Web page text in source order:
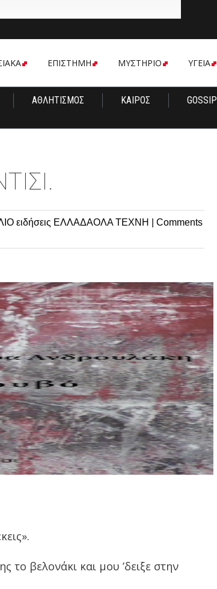
ΕΠΙΣΤΗΜΗ ΜΥΣΤΗΡΙΟ ΥΓΕΙΑ
ΑΘΛΗΤΙΣΜΟΣ ΚΑΙΡΟΣ GOSSIP
ειδήσεις ΕΛΛΑΔΑΟΛΑΤΕΧΝΗ
Comments
το βελονάκι και μου ’δειξε στην